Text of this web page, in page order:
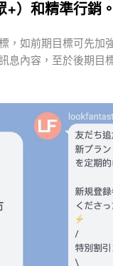
）和精準行銷。
，如前期目標可先加
內容，至於後期目